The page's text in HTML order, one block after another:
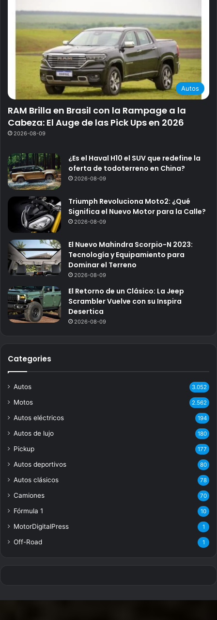
Autos
RAM Brilla en Brasil con la Rampage a la
Cabeza: El Auge de las Pick Ups en 2026
2026-08-09
¿Es el Haval H10 el SUV que redefine la
oferta de todoterreno en China?
2026-08-09
Triumph Revoluciona Moto2: ¿Qué
Significa el Nuevo Motor para la Calle?
2026-08-09
El Nuevo Mahindra Scorpio-N 2023:
Tecnología y Equipamiento para
Dominar el Terreno
2026-08-09
El Retorno de un Clásico: La Jeep
Scrambler Vuelve con su Inspira
Desertica
2026-08-09
Categories
Autos 3.052
Motos 2.562
Autos eléctricos 194
Autos de lujo 180
Pickup 177
Autos deportivos 80
Autos clásicos 78
Camiones 70
Fórmula 1 10
MotorDigitalPress 1
Off-Road 1